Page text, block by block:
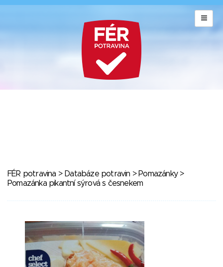
FÉR potravina > Databáze potravin > Pomazánky>
Pomazánka pikantní sýrová s česnekem